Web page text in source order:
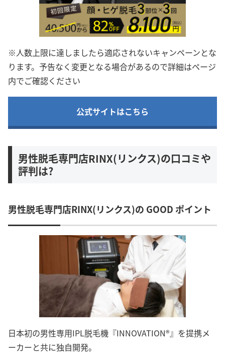
※人数上限に達しましたら適応されないキャンペーンとな
ります。予告なく変更となる場合があるので詳細はページ
内でご確認ください
公式サイトはこちら
男性脱毛専門店RINX(リンクス)の口コミや
評判は?
男性脱毛専門店RINX(リンクス)の GOOD ポイント
日本初の男性専用IPL脱毛機『INNOVATION®』を提携メ
ーカーと共に独自開発。